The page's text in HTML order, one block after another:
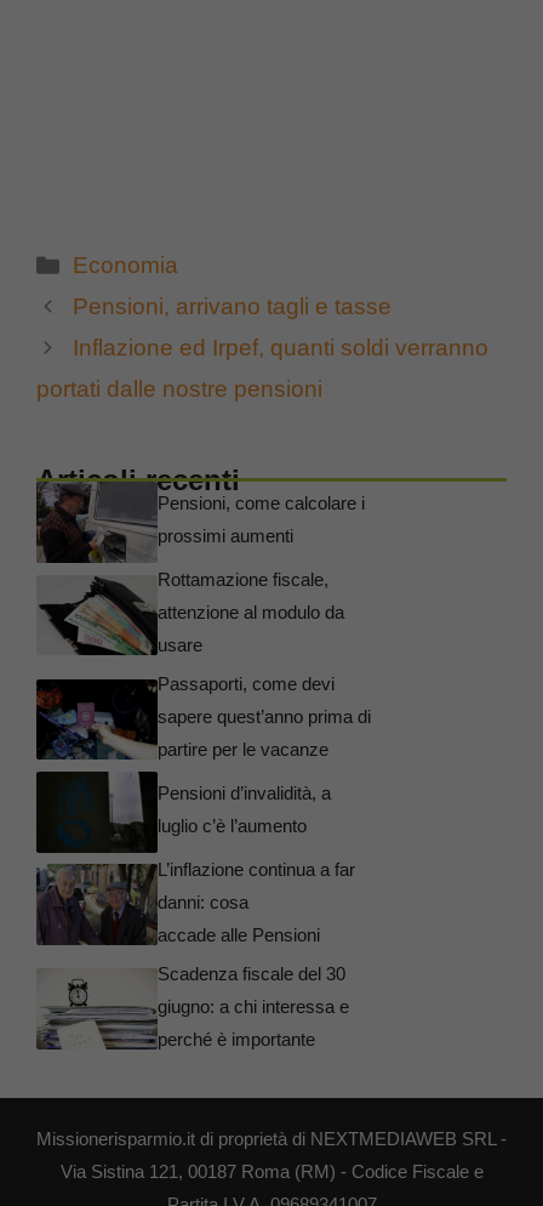
Categorie
Economia
Pensioni, arrivano tagli e tasse
Inflazione ed Irpef, quanti soldi verranno
portati dalle nostre pensioni
Articoli recenti
Pensioni, come calcolare i
prossimi aumenti
Rottamazione fiscale,
attenzione al modulo da
usare
Passaporti, come devi
sapere quest’anno prima di
partire per le vacanze
Pensioni d’invalidità, a
luglio c’è l’aumento
L’inflazione continua a far
danni: cosa
accade alle Pensioni
Scadenza fiscale del 30
giugno: a chi interessa e
perché è importante
Missionerisparmio.it di proprietà di NEXTMEDIAWEB SRL -
Via Sistina 121, 00187 Roma (RM) - Codice Fiscale e